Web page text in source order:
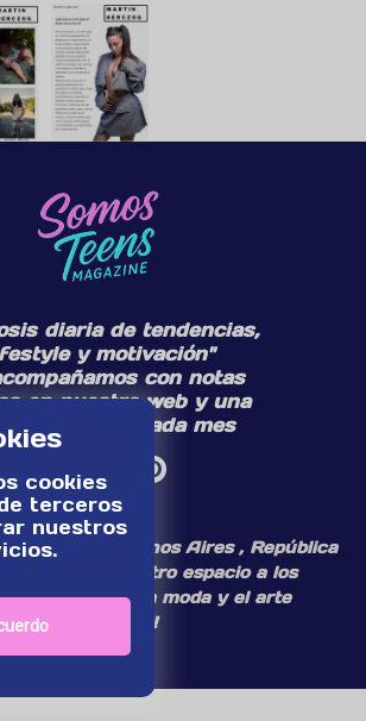
cookies
terceros
nuestros
diaria de tendencias,
y motivación"
con notas
en nuestra web y una
especial cada mes
digital de Buenos Aires , República
dedicamos nuestro espacio a los
del mundo de la moda y el arte
adolescente!